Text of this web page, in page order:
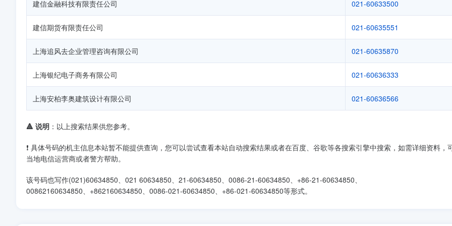
建信金融科技有限责任公司 021-60633500
建信期货有限责任公司 021-60635551
上海追风去企业管理咨询有限公司 021-60635870
上海银纪电子商务有限公司 021-60636333
上海安柏李奥建筑设计有限公司 021-60636566
🔺 说明 ：以上搜索结果供您参考。
❗ 具体号码的机主信息本站暂不能提供查询，您可以尝试查看本站自动搜索结果或者在百度、谷歌等各搜索引擎中搜索，如需详细资料，
当地电信运营商或者警方帮助。
该号码也写作(021)60634850、021 60634850、21-60634850、0086-21-60634850、+86-21-60634850、
00862160634850、+862160634850、0086-021-60634850、+86-021-60634850等形式。